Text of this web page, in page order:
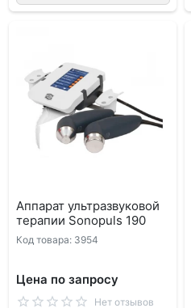
Аппарат ультразвуковой
терапии Sonopuls 190
Код товара: 3954
Цена по запросу
Нет отзывов